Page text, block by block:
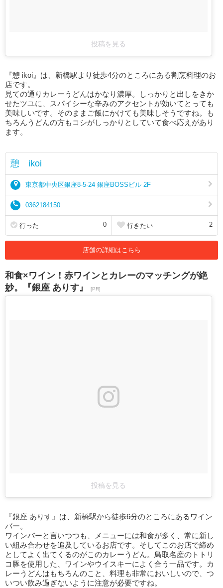
投稿を見る
『憩 ikoi』は、新橋駅より徒歩4分のところにある割烹料理のお
店です。
見ての通りカレーうどんはかなり濃厚。しっかりと出しをきか
せたツユに、スパイシーな辛みのアクセントが効いてとっても
美味しいです。そのままご飯にかけても美味しそうですね。も
ちろんうどんの方もコシがしっかりとしていて食べ応えがあり
ます。
憩 ikoi
東京都中央区銀座8-5-24 銀座BOSSビル 2F
0362184150
行った 0 行きたい 2
店舗の詳細はこちら
和食×ワイン！赤ワインとカレーのマッチングが絶
妙。『銀座 ありす』
[PR]
投稿を見る
『銀座 ありす』は、新橋駅から徒歩6分のところにあるワイン
バー。
ワインバーと言いつつも、メニューには和食が多く、常に新し
い組み合わせを追及しているお店です。そしてこのお店で締め
としてよく出てくるのがこのカレーうどん。鳥取名産のトトリ
コ豚を使用した、ワインやウイスキーによく合う一品です。カ
レーうどんはもちろんのこと、料理も非常においしいので、つ
いつい飲み過ぎないように注意が必要ですね。